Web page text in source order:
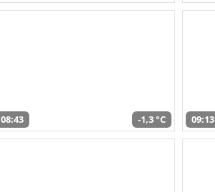
08:43 -1,3 °C 09:13